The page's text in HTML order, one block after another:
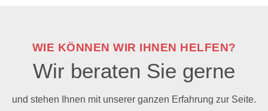
WIE KÖNNEN WIR IHNEN HELFEN?
Wir beraten Sie gerne
und stehen Ihnen mit unserer ganzen Erfahrung zur Seite.